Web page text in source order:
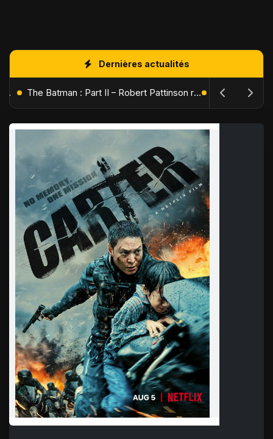
Dernières actualités
L'Âge de Glace : Le Réveil du Volcan – Manny, Sid et Diego de retour pour une aventure explosive The Batman : Part II – Robert Pattinson replonge dans les ténèbres de Gotham dès octobre 2027